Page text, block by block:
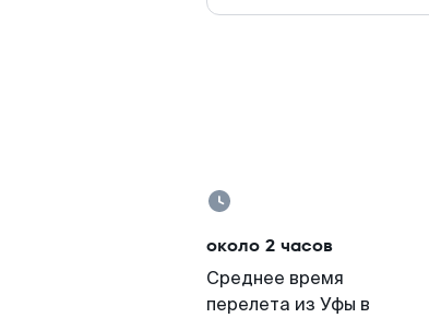
около 2 часов
Среднее время
перелета из Уфы в